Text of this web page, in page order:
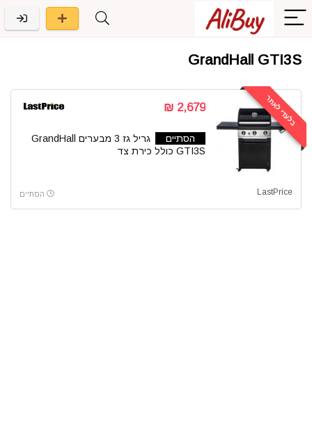
GrandHall GTI3S
בלעדי לאתר 2,679 ₪
הסתיים
גריל גז 3 מבערים GrandHall
GTI3S כולל כירת צד
LastPrice הסתיים